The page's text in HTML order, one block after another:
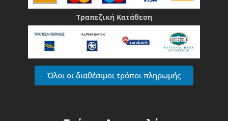
Τραπεζική Κατάθεση
Όλοι οι διαθέσιμοι τρόποι πληρωμής